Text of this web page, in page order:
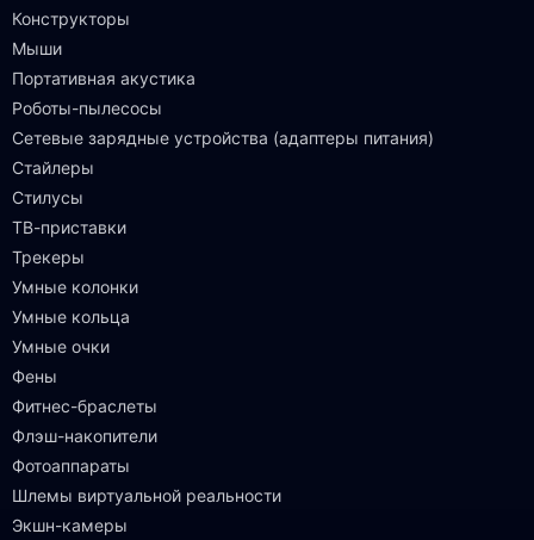
Конструкторы
Мыши
Портативная акустика
Роботы-пылесосы
Сетевые зарядные устройства (адаптеры питания)
Стайлеры
Стилусы
ТВ-приставки
Трекеры
Умные колонки
Умные кольца
Умные очки
Фены
Фитнес-браслеты
Флэш-накопители
Фотоаппараты
Шлемы виртуальной реальности
Экшн-камеры